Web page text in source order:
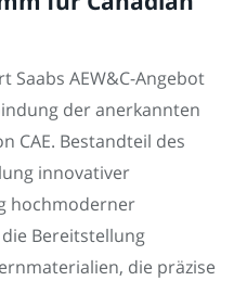
Saabs AEW&C-Angebot
der anerkannten
CAE. Bestandteil des
innovativer
hochmoderner
Bereitstellung
die präzise